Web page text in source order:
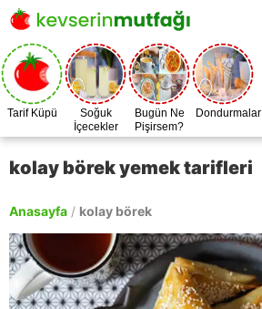
Tarif Küpü
Soğuk
İçecekler
Bugün Ne
Pişirsem?
Dondurmalar
kolay börek yemek tarifleri
Anasayfa / kolay börek